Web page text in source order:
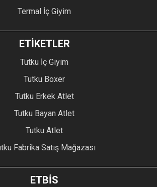
Termal İç Giyim
ETİKETLER
Tutku İç Giyim
Tutku Boxer
Tutku Erkek Atlet
Tutku Bayan Atlet
Tutku Atlet
Fabrika Satış Mağazası
ETBİS